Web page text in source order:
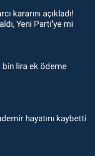
kaybetti
kararını açıkladı!
Yeni Parti'ye mi
bin lira ek ödeme
hayatını kaybetti